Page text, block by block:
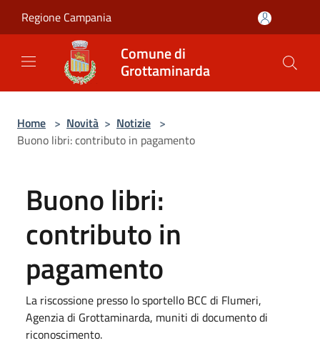
Regione Campania
Comune di
Grottaminarda
Home > Novità > Notizie >
Buono libri: contributo in pagamento
Buono libri:
contributo in
pagamento
La riscossione presso lo sportello BCC di Flumeri,
Agenzia di Grottaminarda, muniti di documento di
riconoscimento.